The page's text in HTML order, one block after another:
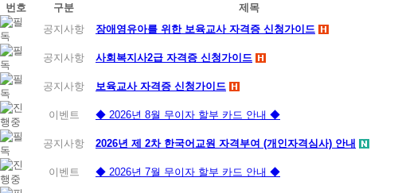
번호 구분 제목
공지사항
장애영유아를 위한 보육교사 자격증 신청가이드
공지사항 사회복지사2급 자격증 신청가이드
공지사항 보육교사 자격증 신청가이드
이벤트 ◆ 2026년 8월 무이자 할부 카드 안내 ◆
공지사항 2026년 제 2차 한국어교원 자격부여 (개인자격심사) 안내
이벤트 ◆ 2026년 7월 무이자 할부 카드 안내 ◆